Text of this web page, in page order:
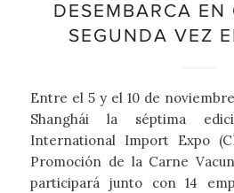
DESEMBARCA EN
SEGUNDA VEZ
Entre el 5 y el 10 de
Shanghái la séptima
International Import Expo
Promoción de la Carne
participará junto con 14